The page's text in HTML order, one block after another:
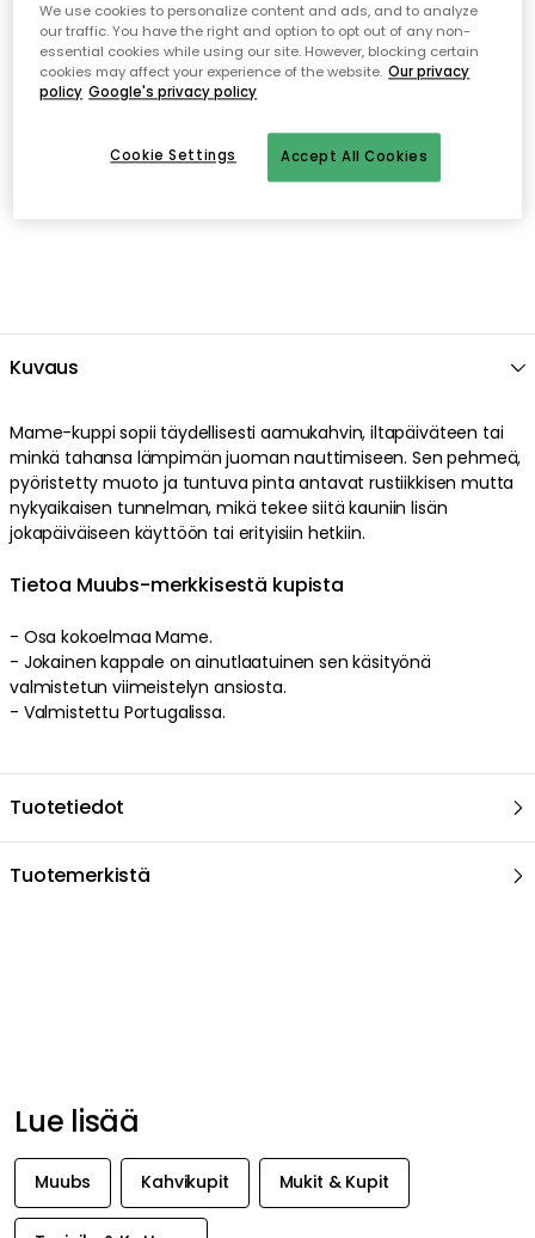
Ilmainen toimitus yli 79 €*
Nopeat ja joustavat toimitukset
Avoin palautusoikeus 30 päivän ajan
Kuvaus
Mame-kuppi sopii täydellisesti aamukahvin, iltapäiväteen tai
minkä tahansa lämpimän juoman nauttimiseen. Sen pehmeä,
pyöristetty muoto ja tuntuva pinta antavat rustiikkisen mutta
nykyaikaisen tunnelman, mikä tekee siitä kauniin lisän
jokapäiväiseen käyttöön tai erityisiin hetkiin.
Tietoa Muubs-merkkisestä kupista
- Osa kokoelmaa Mame.
- Jokainen kappale on ainutlaatuinen sen käsityönä
valmistetun viimeistelyn ansiosta.
- Valmistettu Portugalissa.
Tuotetiedot
Tuotemerkistä
We use cookies to personalize content and ads, and to analyze
our traffic. You have the right and option to opt out of any non-
essential cookies while using our site. However, blocking certain
cookies may affect your experience of the website. Our privacy
policy Google's privacy policy
Accept All Cookies
Cookie Settings